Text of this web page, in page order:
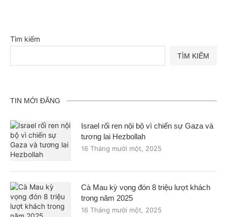
Tìm kiếm
TÌM KIẾM
TIN MỚI ĐĂNG
Israel rối ren nội bộ vì chiến sự Gaza và
tương lai Hezbollah
16 Tháng mười một, 2025
Cà Mau kỳ vọng đón 8 triệu lượt khách
trong năm 2025
16 Tháng mười một, 2025